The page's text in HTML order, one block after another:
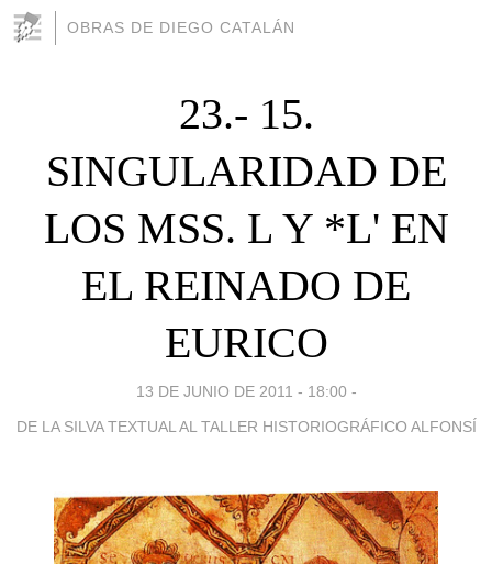
OBRAS DE DIEGO CATALÁN
23.- 15.
SINGULARIDAD DE
LOS MSS. L Y *L' EN
EL REINADO DE
EURICO
13 DE JUNIO DE 2011 - 18:00 -
DE LA SILVA TEXTUAL AL TALLER HISTORIOGRÁFICO ALFONSÍ